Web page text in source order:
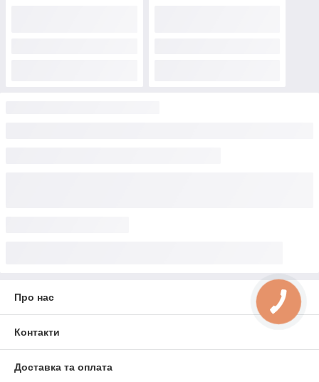
Про нас
Контакти
Доставка та оплата